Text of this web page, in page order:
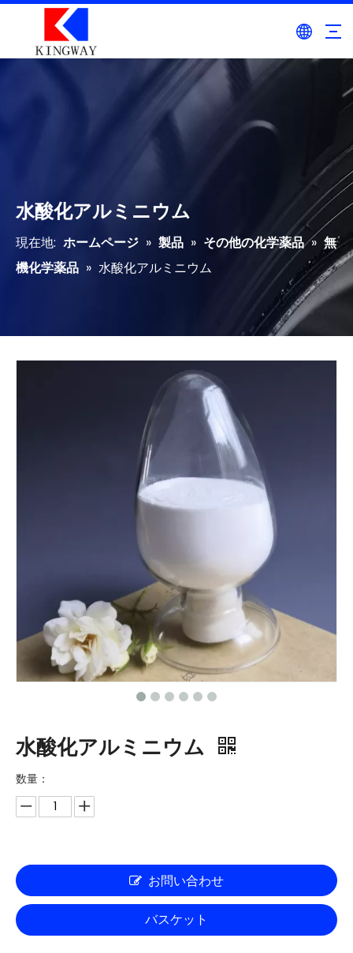
水酸化アルミニウム
現在地: ホームページ » 製品 » その他の化学薬品 » 無
機化学薬品 » 水酸化アルミニウム
水酸化アルミニウム
数量：
お問い合わせ
バスケット